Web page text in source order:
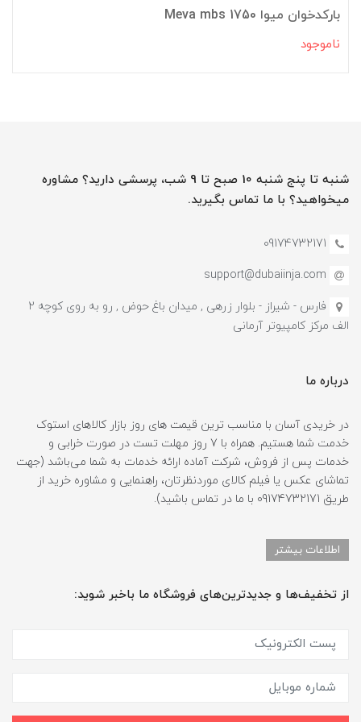
بارکدخوان میوا Meva mbs 1750
ناموجود
شنبه تا پنج شنبه 10 صبح تا 9 شب، پرسشی دارید؟ مشاوره
میخواهید؟ با ما تماس بگیرید.
09174732171
support@dubaiinja.com
فارس - شیراز - بلوار زرهی , میدان باغ حوض , رو به روی کوچه 2
الف مرکز کامپیوتر آرمانی
درباره ما
در خریدی آسان با مناسب ترین قیمت های روز بازار کالاهای استوک
خدمت شما هستیم. همراه با 7 روز مهلت تست در صورت خرابی و
خدمات پس از فروش، شرکت آماده ارائه خدمات به شما می‌باشد (جهت
تماشای عکس یا فیلم کالای موردنظرتان، راهنمایی و مشاوره خرید از
طریق 09174732171 با ما در تماس باشید).
اطلاعات بیشتر
از تخفیف‌ها و جدیدترین‌های فروشگاه ما باخبر شوید: